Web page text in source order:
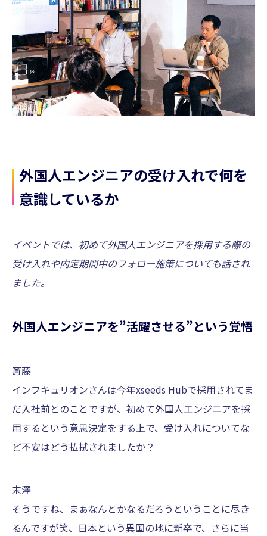
外国人エンジニアの受け入れで何を
意識しているか
イベントでは、初めて外国人エンジニアを採用する際の
受け入れや内定期間中のフォロー施策についても話され
ました。
外国人エンジニアを”活躍させる”という覚悟
斎藤
インフキュリオンさんは今年xseeds Hubで採用されてま
だ入社前とのことですが、初めて外国人エンジニアを採
用するという意思決定をする上で、受け入れについてな
ど不安はどう払拭されましたか？
末澤
そうですね、まぁなんとかなるだろうということに尽き
るんですが笑、日本という異国の地に新卒で、さらに当